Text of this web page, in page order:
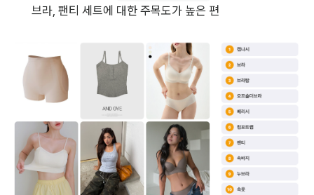
브라, 팬티 세트에 대한 주목도가 높은 편